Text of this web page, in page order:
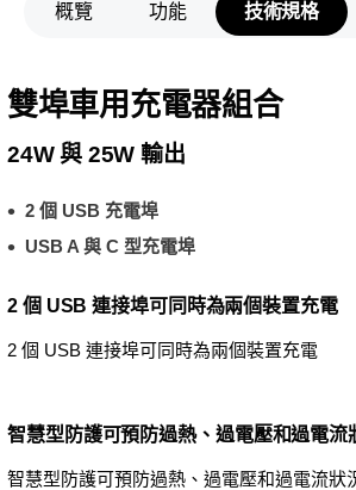
概覽 功能 技術規格
雙埠車用充電器組合
24W 與 25W 輸出
2 個 USB 充電埠
USB A 與 C 型充電埠
2 個 USB 連接埠可同時為兩個裝置充電
2 個 USB 連接埠可同時為兩個裝置充電
智慧型防護可預防過熱、過電壓和過電流
智慧型防護可預防過熱、過電壓和過電流狀